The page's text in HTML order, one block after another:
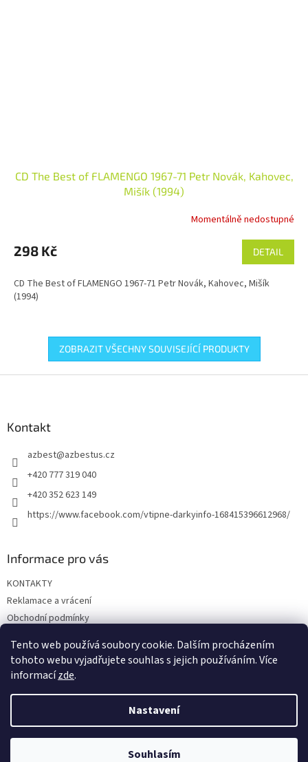
Tento web používá soubory cookie. Dalším procházením
tohoto webu vyjadřujete souhlas s jejich používáním. Více
informacízde.
Nastavení
Souhlasím
CD The Best of FLAMENGO 1967-71 Petr Novák, Kahovec,
Mišík (1994)
Momentálně nedostupné
298 Kč DETAIL
CD The Best of FLAMENGO 1967-71 Petr Novák, Kahovec, Mišík
(1994)
ZOBRAZIT VŠECHNY SOUVISEJÍCÍ PRODUKTY
Kontakt
azbest@azbestus.cz
+420 777 319 040
+420 352 623 149
https://www.facebook.com/vtipne-darkyinfo-168415396612968/
Informace pro vás
KONTAKTY
Reklamace a vrácení
Obchodní podmínky
Doprava a platba
Vytvořil Shoptet
Vtipné dárky. Všechna práva vyhrazena.